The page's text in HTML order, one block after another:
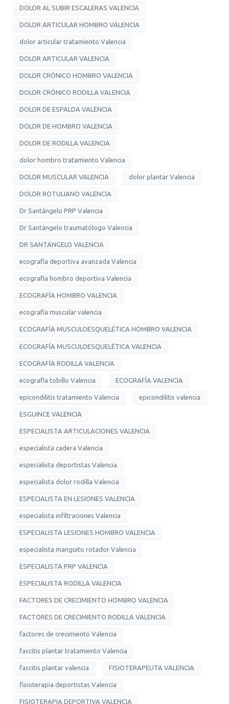
DOLOR AL SUBIR ESCALERAS VALENCIA
DOLOR ARTICULAR HOMBRO VALENCIA
dolor articular tratamiento Valencia
DOLOR ARTICULAR VALENCIA
DOLOR CRÓNICO HOMBRO VALENCIA
DOLOR CRÓNICO RODILLA VALENCIA
DOLOR DE ESPALDA VALENCIA
DOLOR DE HOMBRO VALENCIA
DOLOR DE RODILLA VALENCIA
dolor hombro tratamiento Valencia
DOLOR MUSCULAR VALENCIA dolor plantar Valencia
DOLOR ROTULIANO VALENCIA
Dr Santángelo PRP Valencia
Dr Santángelo traumatólogo Valencia
DR SANTÁNGELO VALENCIA
ecografía deportiva avanzada Valencia
ecografía hombro deportiva Valencia
ECOGRAFÍA HOMBRO VALENCIA
ecografía muscular valencia
ECOGRAFÍA MUSCULOESQUELÉTICA HOMBRO VALENCIA
ECOGRAFÍA MUSCULOESQUELÉTICA VALENCIA
ECOGRAFÍA RODILLA VALENCIA
ecografía tobillo Valencia ECOGRAFÍA VALENCIA
epicondilitis tratamiento Valencia epicondilitis valencia
ESGUINCE VALENCIA
ESPECIALISTA ARTICULACIONES VALENCIA
especialista cadera Valencia
especialista deportistas Valencia
especialista dolor rodilla Valencia
ESPECIALISTA EN LESIONES VALENCIA
especialista infiltraciones Valencia
ESPECIALISTA LESIONES HOMBRO VALENCIA
especialista manguito rotador Valencia
ESPECIALISTA PRP VALENCIA
ESPECIALISTA RODILLA VALENCIA
FACTORES DE CRECIMIENTO HOMBRO VALENCIA
FACTORES DE CRECIMIENTO RODILLA VALENCIA
factores de crecimiento Valencia
fascitis plantar tratamiento Valencia
fascitis plantar valencia FISIOTERAPEUTA VALENCIA
fisioterapia deportistas Valencia
FISIOTERAPIA DEPORTIVA VALENCIA